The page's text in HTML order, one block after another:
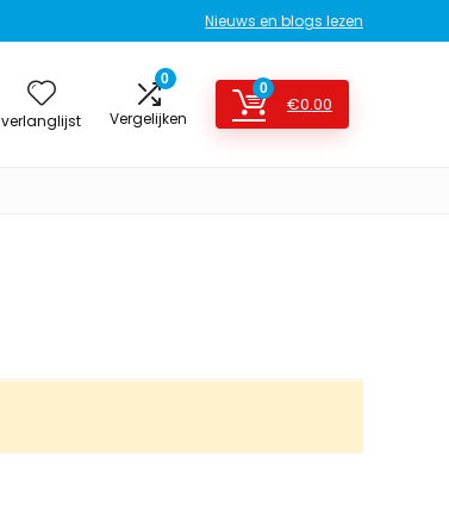
Nieuws en blogs lezen
verlanglijst
0
Vergelijken
0
€0.00